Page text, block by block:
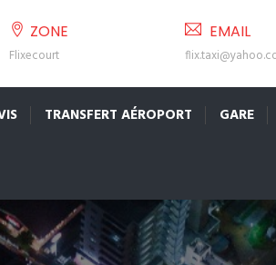
ZONE
Flixecourt
EMAIL
TRANSFERT AÉROPORT GARE